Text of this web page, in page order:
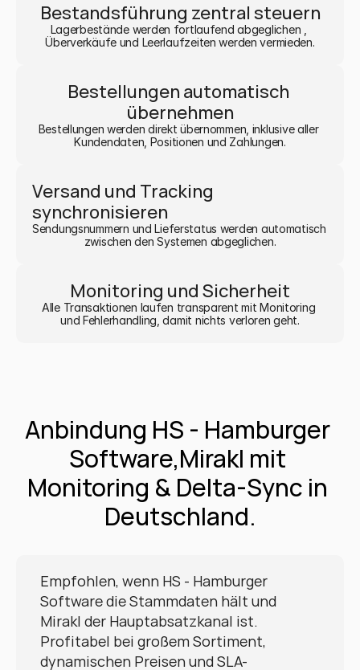
Bestandsführung zentral steuern
Lagerbestände werden fortlaufend abgeglichen ,
Überverkäufe und Leerlaufzeiten werden vermieden.
Bestellungen automatisch
übernehmen
Bestellungen werden direkt übernommen, inklusive aller
Kundendaten, Positionen und Zahlungen.
Versand und Tracking
synchronisieren
Sendungsnummern und Lieferstatus werden automatisch
zwischen den Systemen abgeglichen.
Monitoring und Sicherheit
Alle Transaktionen laufen transparent mit Monitoring
und Fehlerhandling, damit nichts verloren geht.
Anbindung HS - Hamburger
Software,Mirakl mit
Monitoring & Delta-Sync in
Deutschland.
Empfohlen, wenn HS - Hamburger
Software die Stammdaten hält und
Mirakl der Hauptabsatzkanal ist.
Profitabel bei großem Sortiment,
dynamischen Preisen und SLA-